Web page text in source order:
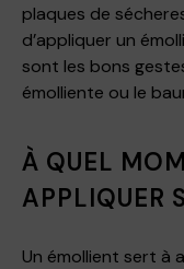
plaques de
d’appliquer un
sont les bons
émolliente ou le
À QUEL
APPLIQUER
Un émollient sert à